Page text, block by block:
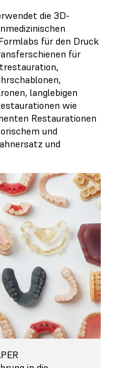
die 3D-
für den Druck
für
langlebigen
wie
Restaurationen
und
und